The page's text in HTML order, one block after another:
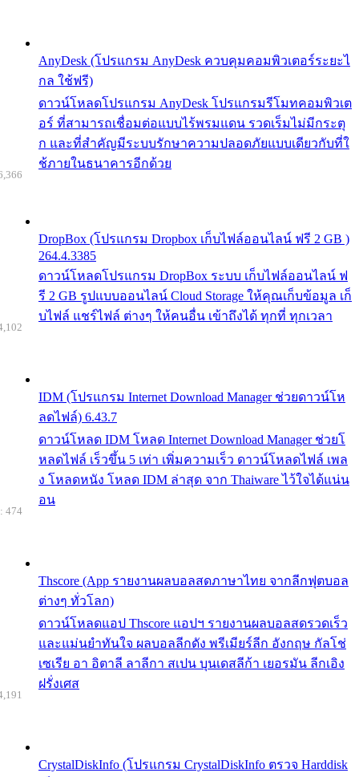
AnyDesk (โปรแกรม AnyDesk ควบคุมคอมพิวเตอร์ระยะไ
กล ใช้ฟรี)
ดาวน์โหลดโปรแกรม AnyDesk โปรแกรมรีโมทคอมพิวเต
อร์ ที่สามารถเชื่อมต่อแบบไร้พรมแดน รวดเร็มไม่มีกระตุ
ก และที่สำคัญมีระบบรักษาความปลอดภัยแบบเดียวกับที่ใ
ช้ภายในธนาคารอีกด้วย
DropBox (โปรแกรม Dropbox เก็บไฟล์ออนไลน์ ฟรี 2 GB )
264.4.3385
ดาวน์โหลดโปรแกรม DropBox ระบบ เก็บไฟล์ออนไลน์ ฟ
รี 2 GB รูปแบบออนไลน์ Cloud Storage ให้คุณเก็บข้อมูล เก็
บไฟล์ แชร์ไฟล์ ต่างๆ ให้คนอื่น เข้าถึงได้ ทุกที่ ทุกเวลา
IDM (โปรแกรม Internet Download Manager ช่วยดาวน์โห
ลดไฟล์) 6.43.7
ดาวน์โหลด IDM โหลด Internet Download Manager ช่วยโ
หลดไฟล์ เร็วขึ้น 5 เท่า เพิ่มความเร็ว ดาวน์โหลดไฟล์ เพล
ง โหลดหนัง โหลด IDM ล่าสุด จาก Thaiware ไว้ใจได้แน่น
อน
Thscore (App รายงานผลบอลสดภาษาไทย จากลีกฟุตบอล
ต่างๆ ทั่วโลก)
ดาวน์โหลดแอป Thscore แอปฯ รายงานผลบอลสดรวดเร็ว
และแม่นยำทันใจ ผลบอลลีกดัง พรีเมียร์ลีก อังกฤษ กัลโช่
เซเรีย อา อิตาลี ลาลีกา สเปน บุนเดสลีก้า เยอรมัน ลีกเอิง
ฝรั่งเศส
474
CrystalDiskInfo (โปรแกรม CrystalDiskInfo ตรวจ Harddisk